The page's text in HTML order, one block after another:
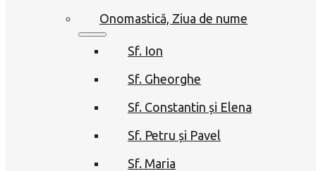
Onomastică, Ziua de nume
Sf. Ion
Sf. Gheorghe
Sf. Constantin și Elena
Sf. Petru și Pavel
Sf. Maria